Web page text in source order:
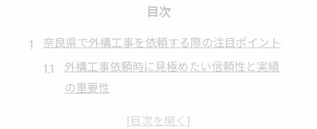
目次
奈良県で外構工事を依頼する際の注目ポイント
外構工事依頼時に見極めたい信頼性と実績
の重要性